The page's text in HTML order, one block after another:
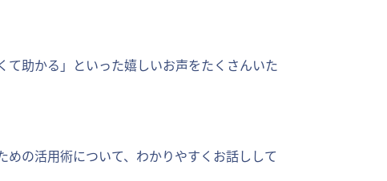
助かる」といった嬉しいお声をたくさんいた
の活用術について、わかりやすくお話しして